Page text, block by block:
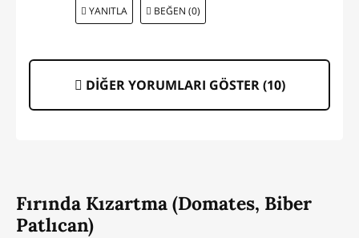
YANITLA BEĞEN (0)
DİĞER YORUMLARI GÖSTER (10)
Fırında Kızartma (Domates, Biber
Patlıcan)